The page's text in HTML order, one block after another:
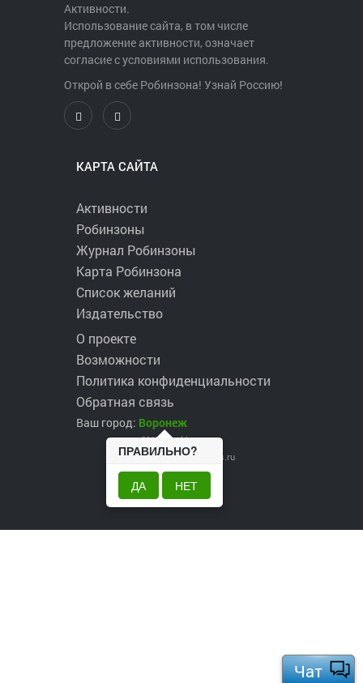
Активности.
Использование сайта, в том числе
предложение активности, означает
согласие с условиями использования.
Открой в себе Робинзона! Узнай Россию!
КАРТА САЙТА
Активности
Робинзоны
Журнал Робинзоны
Карта Робинзона
Список желаний
Издательство
О проекте
Возможности
Политика конфиденциальности
Обратная связь
Ваш город: Воронеж
ПРАВИЛЬНО?
ДА НЕТ
2017 ©robinzons.ru
robinzons@robinzons.ru
Чат